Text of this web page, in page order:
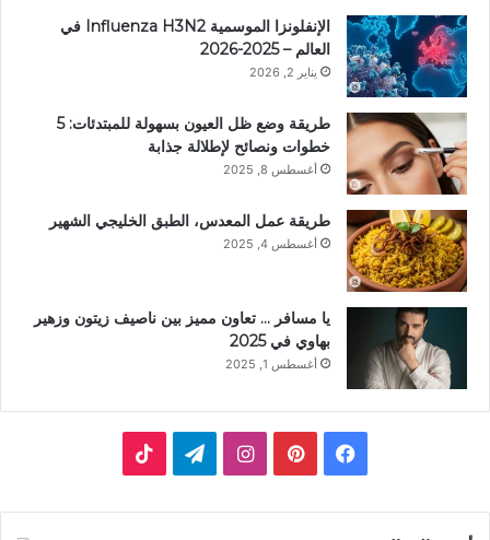
الإنفلونزا الموسمية Influenza H3N2 في
العالم – 2025-2026
يناير 2, 2026
طريقة وضع ظل العيون بسهولة للمبتدئات: 5
خطوات ونصائح لإطلالة جذابة
أغسطس 8, 2025
طريقة عمل المعدس، الطبق الخليجي الشهير
أغسطس 4, 2025
يا مسافر … تعاون مميز بين ناصيف زيتون وزهير
بهاوي في 2025
أغسطس 1, 2025